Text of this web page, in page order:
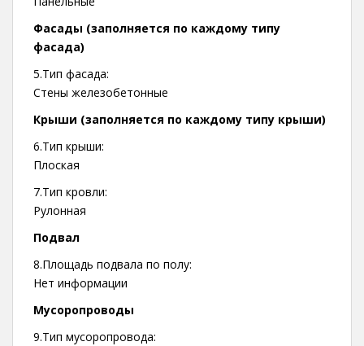
Фасады (заполняется по каждому типу
фасада)
5.Тип фасада:
Стены железобетонные
Крыши (заполняется по каждому типу крыши)
6.Тип крыши:
Плоская
7.Тип кровли:
Рулонная
Подвал
8.Площадь подвала по полу:
Нет информации
Мусоропроводы
9.Тип мусоропровода: